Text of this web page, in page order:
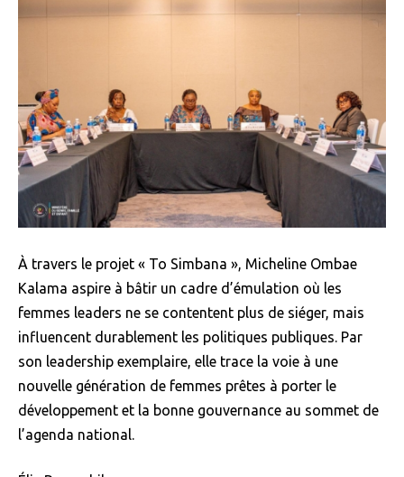
À travers le projet « To Simbana », Micheline Ombae
Kalama aspire à bâtir un cadre d’émulation où les
femmes leaders ne se contentent plus de siéger, mais
influencent durablement les politiques publiques. Par
son leadership exemplaire, elle trace la voie à une
nouvelle génération de femmes prêtes à porter le
développement et la bonne gouvernance au sommet de
l’agenda national.